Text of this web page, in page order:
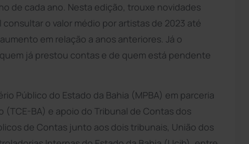
de cada ano. Nesta edição, trouxe novidades
consultar o valor médio por artistas de 2023 até
em relação a anos anteriores. Já o
já prestou contas e de quem está pendente
Público do Estado da Bahia (MPBA) em parceria
(TCE-BA) e apoio do Tribunal de Contas dos
de Contas junto aos dois tribunais, União dos